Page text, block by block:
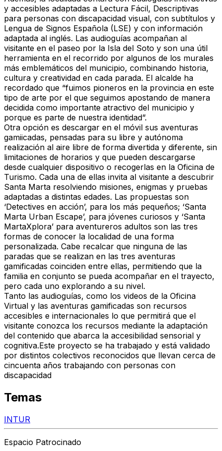
y accesibles adaptadas a Lectura Fácil, Descriptivas
para personas con discapacidad visual, con subtítulos y
Lengua de Signos Española (LSE) y con información
adaptada al inglés. Las audioguías acompañan al
visitante en el paseo por la Isla del Soto y son una útil
herramienta en el recorrido por algunos de los murales
más emblemáticos del municipio, combinando historia,
cultura y creatividad en cada parada. El alcalde ha
recordado que “fuimos pioneros en la provincia en este
tipo de arte por el que seguimos apostando de manera
decidida como importante atractivo del municipio y
porque es parte de nuestra identidad”.
Otra opción es descargar en el móvil sus aventuras
gamiicadas, pensadas para su libre y autónoma
realización al aire libre de forma divertida y diferente, sin
limitaciones de horarios y que pueden descargarse
desde cualquier dispositivo o recogerlas en la Oficina de
Turismo. Cada una de ellas invita al visitante a descubrir
Santa Marta resolviendo misiones, enigmas y pruebas
adaptadas a distintas edades. Las propuestas son
‘Detectives en acción’, para los más pequeños; ‘Santa
Marta Urban Escape’, para jóvenes curiosos y ‘Santa
MartaXplora’ para aventureros adultos son las tres
formas de conocer la localidad de una forma
personalizada. Cabe recalcar que ninguna de las
paradas que se realizan en las tres aventuras
gamificadas coinciden entre ellas, permitiendo que la
familia en conjunto se pueda acompañar en el trayecto,
pero cada uno explorando a su nivel.
Tanto las audioguías, como los videos de la Oficina
Virtual y las aventuras gamificadas son recursos
accesibles e internacionales lo que permitirá que el
visitante conozca los recursos mediante la adaptación
del contenido que abarca la accesibilidad sensorial y
cognitiva.Este proyecto se ha trabajado y está validado
por distintos colectivos reconocidos que llevan cerca de
cincuenta años trabajando con personas con
discapacidad
Temas
INTUR
Espacio Patrocinado